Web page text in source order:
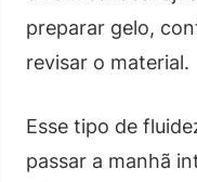
preparar gelo,
revisar o material.
Esse tipo de
passar a manhã